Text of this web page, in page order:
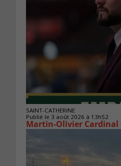
SAINT-CATHERINE
Publié le 3 août 2026 à 13h52
Martin-Olivier Cardinal